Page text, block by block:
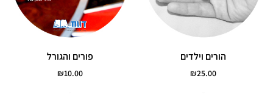
הורים וילדים
₪25.00
פורים והגורל
₪10.00